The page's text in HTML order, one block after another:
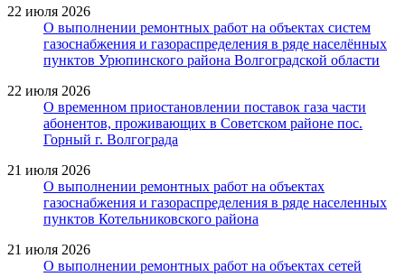
22 июля 2026
О выполнении ремонтных работ на объектах систем
газоснабжения и газораспределения в ряде населённых
пунктов Урюпинского района Волгоградской области
22 июля 2026
О временном приостановлении поставок газа части
абонентов, проживающих в Советском районе пос.
Горный г. Волгограда
21 июля 2026
О выполнении ремонтных работ на объектах
газоснабжения и газораспределения в ряде населенных
пунктов Котельниковского района
21 июля 2026
О выполнении ремонтных работ на объектах сетей